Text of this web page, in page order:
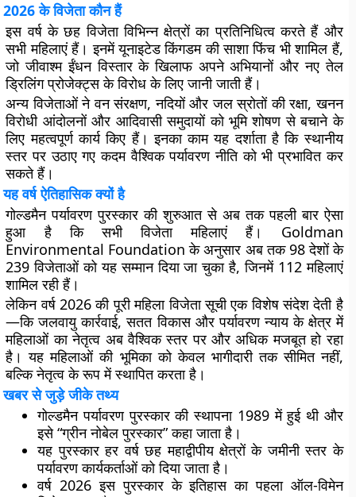
2026 के विजेता कौन हैं
इस वर्ष के छह विजेता विभिन्न क्षेत्रों का प्रतिनिधित्व करते हैं और
सभी महिलाएं हैं। इनमें यूनाइटेड किंगडम की साशा फिंच भी शामिल हैं,
जो जीवाश्म ईंधन विस्तार के खिलाफ अपने अभियानों और नए तेल
ड्रिलिंग प्रोजेक्ट्स के विरोध के लिए जानी जाती हैं।
अन्य विजेताओं ने वन संरक्षण, नदियों और जल स्रोतों की रक्षा, खनन
विरोधी आंदोलनों और आदिवासी समुदायों को भूमि शोषण से बचाने के
लिए महत्वपूर्ण कार्य किए हैं। इनका काम यह दर्शाता है कि स्थानीय
स्तर पर उठाए गए कदम वैश्विक पर्यावरण नीति को भी प्रभावित कर
सकते हैं।
यह वर्ष ऐतिहासिक क्यों है
गोल्डमैन पर्यावरण पुरस्कार की शुरुआत से अब तक पहली बार ऐसा
हुआ है कि सभी विजेता महिलाएं हैं। Goldman
Environmental Foundation के अनुसार अब तक 98 देशों के
239 विजेताओं को यह सम्मान दिया जा चुका है, जिनमें 112 महिलाएं
शामिल रही हैं।
लेकिन वर्ष 2026 की पूरी महिला विजेता सूची एक विशेष संदेश देती है
—कि जलवायु कार्रवाई, सतत विकास और पर्यावरण न्याय के क्षेत्र में
महिलाओं का नेतृत्व अब वैश्विक स्तर पर और अधिक मजबूत हो रहा
है। यह महिलाओं की भूमिका को केवल भागीदारी तक सीमित नहीं,
बल्कि नेतृत्व के रूप में स्थापित करता है।
खबर से जुड़े जीके तथ्य
गोल्डमैन पर्यावरण पुरस्कार की स्थापना 1989 में हुई थी और
इसे “ग्रीन नोबेल पुरस्कार” कहा जाता है।
यह पुरस्कार हर वर्ष छह महाद्वीपीय क्षेत्रों के जमीनी स्तर के
पर्यावरण कार्यकर्ताओं को दिया जाता है।
वर्ष 2026 इस पुरस्कार के इतिहास का पहला ऑल-विमेन